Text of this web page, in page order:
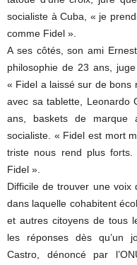
socialiste à Cuba, « je
comme Fidel ».
A ses côtés, son ami
philosophie de 23 ans,
« Fidel a laissé sur de bons
avec sa tablette, Leonardo
ans, baskets de marque
socialiste. « Fidel est mort
triste nous rend plus
Fidel ».
Difficile de trouver une voix
dans laquelle cohabitent
et autres citoyens de tous
les réponses dès qu’un
Castro, dénoncé par